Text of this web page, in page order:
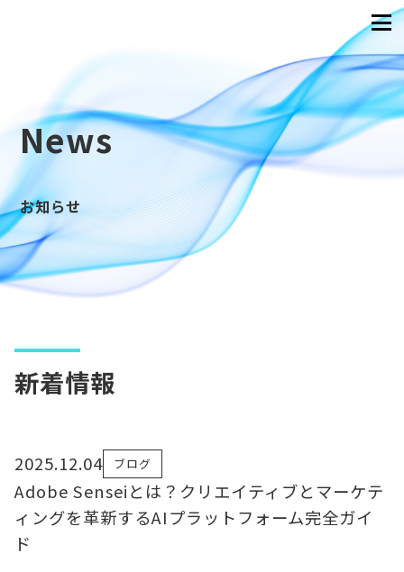
News
お知らせ
新着情報
2025.12.04 ブログ
Adobe Senseiとは？クリエイティブとマーケテ
ィングを革新するAIプラットフォーム完全ガイ
ド